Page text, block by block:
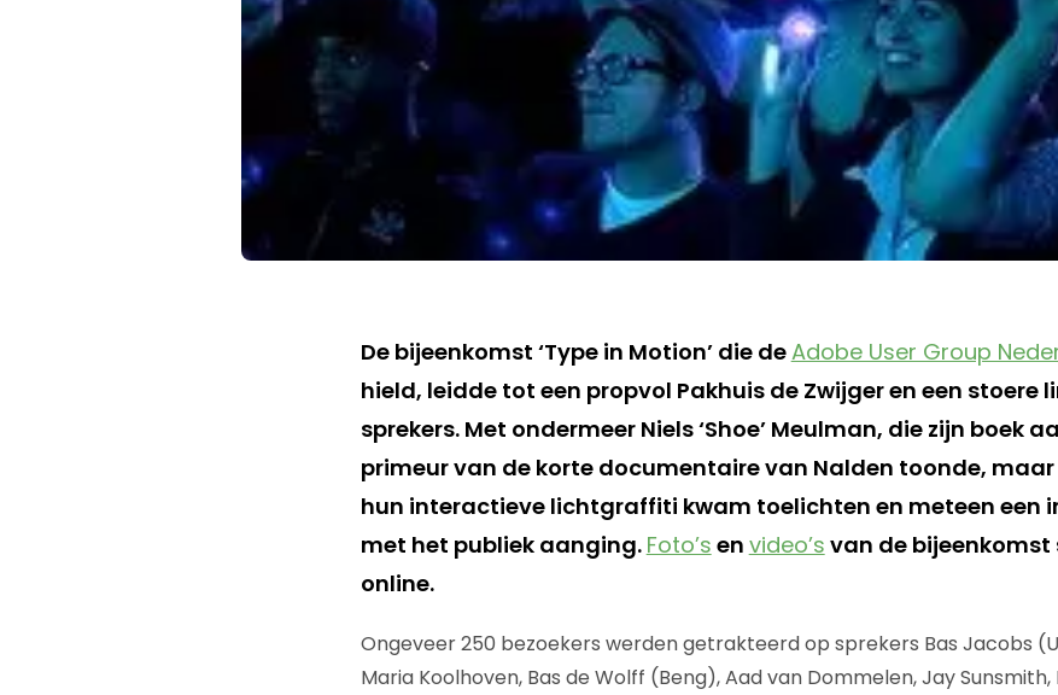
De bijeenkomst ‘Type in Motion’ die deAdobe User Group
hield, leidde tot een propvol Pakhuis de Zwijger en een stoere
sprekers. Met ondermeer Niels ‘Shoe’ Meulman, die zijn boek
primeur van de korte documentaire van Nalden toonde, maar
hun interactieve lichtgraffiti kwam toelichten en meteen een
met het publiek aanging. Foto’s en video’s van de
online.
Ongeveer 250 bezoekers werden getrakteerd op sprekers Bas Jacobs
Maria Koolhoven, Bas de Wolff (Beng), Aad van Dommelen, Jay Sunsmith,